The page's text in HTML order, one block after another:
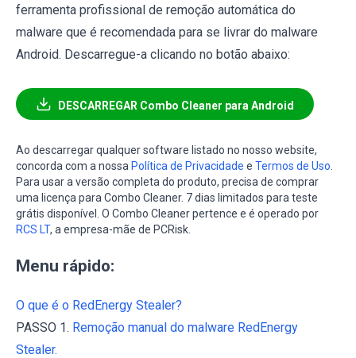
ferramenta profissional de remoção automática do
malware que é recomendada para se livrar do malware
Android. Descarregue-a clicando no botão abaixo:
DESCARREGAR Combo Cleaner para Android
Ao descarregar qualquer software listado no nosso website,
concorda com a nossa Política de Privacidade e Termos de Uso
Para usar a versão completa do produto, precisa de comprar
uma licença para Combo Cleaner. 7 dias limitados para teste
grátis disponível. O Combo Cleaner pertence e é operado por
RCS LT, a empresa-mãe de PCRisk.
Menu rápido:
O que é o RedEnergy Stealer?
PASSO 1. Remoção manual do malware RedEnergy
Stealer.